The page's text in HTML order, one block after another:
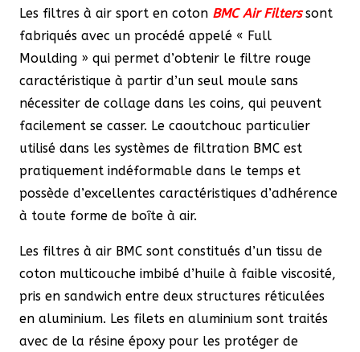
Les filtres à air sport en coton BMC Air Filters sont
fabriqués avec un procédé appelé « Full
Moulding » qui permet d’obtenir le filtre rouge
caractéristique à partir d’un seul moule sans
nécessiter de collage dans les coins, qui peuvent
facilement se casser. Le caoutchouc particulier
utilisé dans les systèmes de filtration BMC est
pratiquement indéformable dans le temps et
possède d’excellentes caractéristiques d’adhérence
à toute forme de boîte à air.
Les filtres à air BMC sont constitués d’un tissu de
coton multicouche imbibé d’huile à faible viscosité,
pris en sandwich entre deux structures réticulées
en aluminium. Les filets en aluminium sont traités
avec de la résine époxy pour les protéger de